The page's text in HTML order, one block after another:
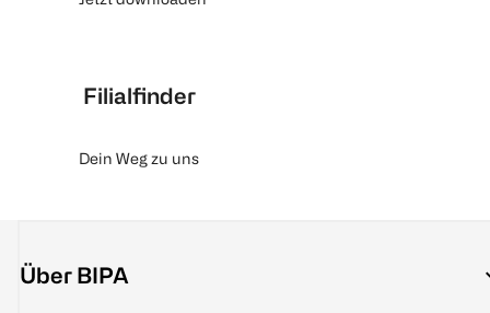
Filialfinder
Dein Weg zu uns
Über BIPA